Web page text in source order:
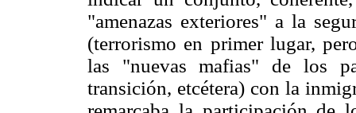
"amenazas exteriores" a la
(terrorismo en primer lugar,
las "nuevas mafias" de los
transición, etcétera) con la